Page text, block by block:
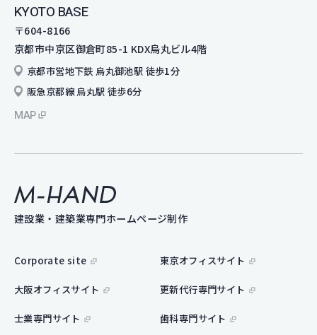
KYOTO BASE
〒604-8166
京都市中京区御倉町85-1 KDX烏丸ビル4階
京都市営地下鉄 烏丸御池駅 徒歩1分
阪急京都線 烏丸駅 徒歩6分
MAP
M-hand
建設業・建築業専門ホームページ制作
Corporate site 東京オフィスサイト
大阪オフィスサイト 更新代行専門サイト
士業専門サイト 歯科専門サイト